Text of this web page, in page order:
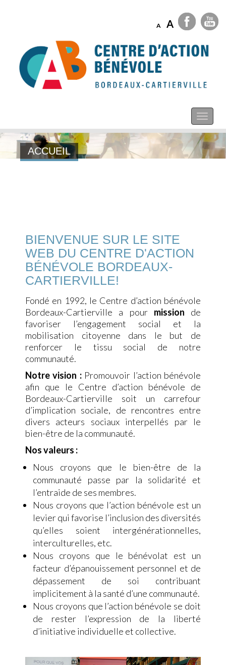
A A
ACCUEIL
BIENVENUE SUR LE SITE
WEB DU CENTRE D'ACTION
BÉNÉVOLE BORDEAUX-
CARTIERVILLE!
Fondé en 1992, le Centre d’action bénévole
Bordeaux-Cartierville a pour mission de
favoriser l’engagement social et la
mobilisation citoyenne dans le but de
renforcer le tissu social de notre
communauté.
Notre vision :Promouvoir l’action bénévole
afin que le Centre d’action bénévole de
Bordeaux-Cartierville soit un carrefour
d’implication sociale, de rencontres entre
divers acteurs sociaux interpellés par le
bien-être de la communauté.
Nos valeurs :
Nous croyons que le bien-être de la
communauté passe par la solidarité et
l’entraide de ses membres.
Nous croyons que l’action bénévole est un
levier qui favorise l’inclusion des diversités
qu’elles soient intergénérationnelles,
interculturelles, etc.
Nous croyons que le bénévolat est un
facteur d’épanouissement personnel et de
dépassement de soi contribuant
implicitement à la santé d’une communauté.
Nous croyons que l’action bénévole se doit
de rester l’expression de la liberté
d’initiative individuelle et collective.